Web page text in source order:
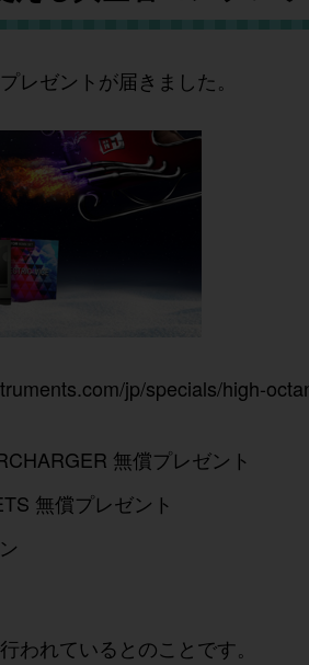
レゼントが届きました。
jp/specials/high-
無償プレゼント
無償プレゼント
われているとのことです。